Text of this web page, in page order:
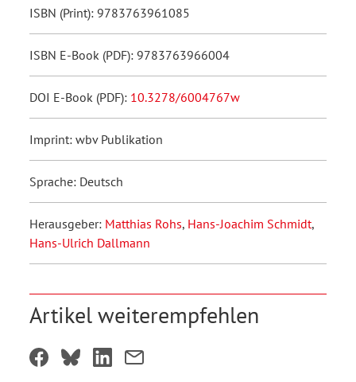
ISBN (Print): 9783763961085
ISBN E-Book (PDF): 9783763966004
DOI E-Book (PDF): 10.3278/6004767w
Imprint: wbv Publikation
Sprache: Deutsch
Herausgeber: Matthias Rohs, Hans-Joachim Schmidt,
Hans-Ulrich Dallmann
Artikel weiterempfehlen